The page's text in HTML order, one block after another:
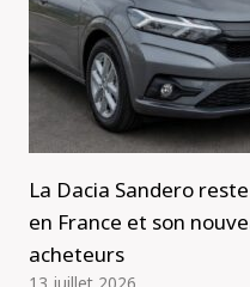
La Dacia Sandero
en France et son
acheteurs